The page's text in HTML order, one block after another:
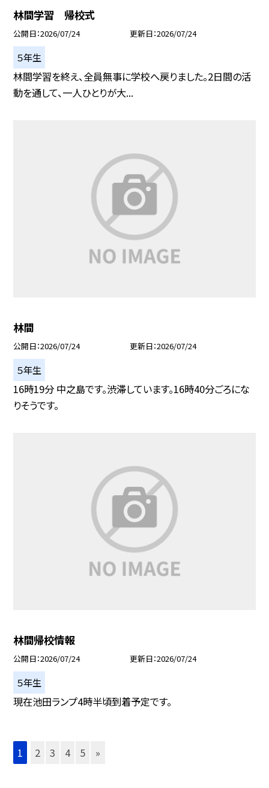
林間学習 帰校式
公開日 2026/07/24 更新日 2026/07/24
５年生
林間学習を終え、全員無事に学校へ戻りました。2日間の活
動を通して、一人ひとりが大...
林間
公開日 2026/07/24 更新日 2026/07/24
５年生
16時19分 中之島です。渋滞しています。16時40分ごろにな
りそうです。
林間帰校情報
公開日 2026/07/24 更新日 2026/07/24
５年生
現在池田ランプ4時半頃到着予定です。
1 2 3 4 5 »